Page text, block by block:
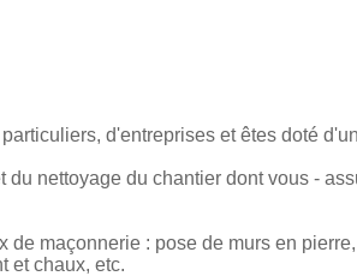
d'entreprises et êtes doté
nettoyage du chantier dont vous -
de maçonnerie : pose de murs en
et chaux, etc.